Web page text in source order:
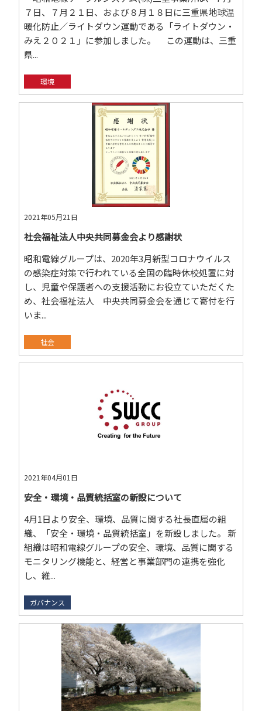
７日、７月２１日、および８月１８日に三重県地球温
暖化防止／ライトダウン運動である「ライトダウン・
みえ２０２１」に参加しました。 この運動は、三重
県...
環境
2021年05月21日
社会福祉法人中央共同募金会より感謝状
昭和電線グループは、2020年3月新型コロナウイルス
の感染症対策で行われている全国の臨時休校処置に対
し、児童や保護者への支援活動にお役立ていただくた
め、社会福祉法人 中央共同募金会を通じて寄付を行
いま...
社会
2021年04月01日
安全・環境・品質統括室の新設について
4月1日より安全、環境、品質に関する社長直属の組
織、「安全・環境・品質統括室」を新設しました。 新
組織は昭和電線グループの安全、環境、品質に関する
モニタリング機能と、経営と事業部門の連携を強化
し、維...
ガバナンス